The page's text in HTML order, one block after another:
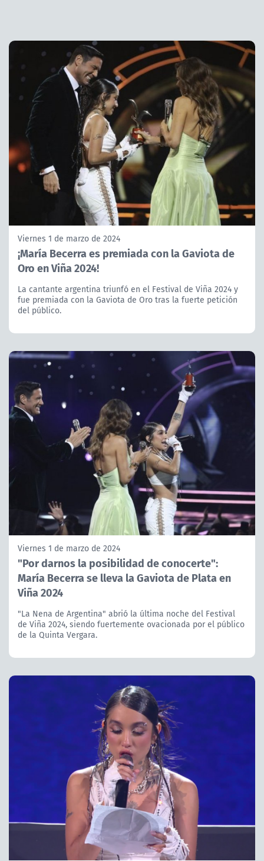
Viernes 1 de marzo de 2024
¡María Becerra es premiada con la Gaviota de
Oro en Viña 2024!
La cantante argentina triunfó en el Festival de Viña 2024 y
fue premiada con la Gaviota de Oro tras la fuerte petición
del público.
Viernes 1 de marzo de 2024
"Por darnos la posibilidad de conocerte":
María Becerra se lleva la Gaviota de Plata en
Viña 2024
"La Nena de Argentina" abrió la última noche del Festival
de Viña 2024, siendo fuertemente ovacionada por el público
de la Quinta Vergara.